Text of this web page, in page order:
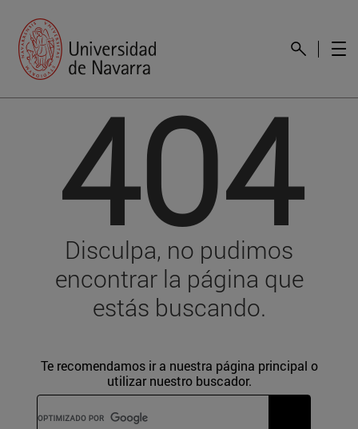
404
Disculpa, no pudimos
encontrar la página que
estás buscando.
Te recomendamos ir a nuestra página principal o
utilizar nuestro buscador.